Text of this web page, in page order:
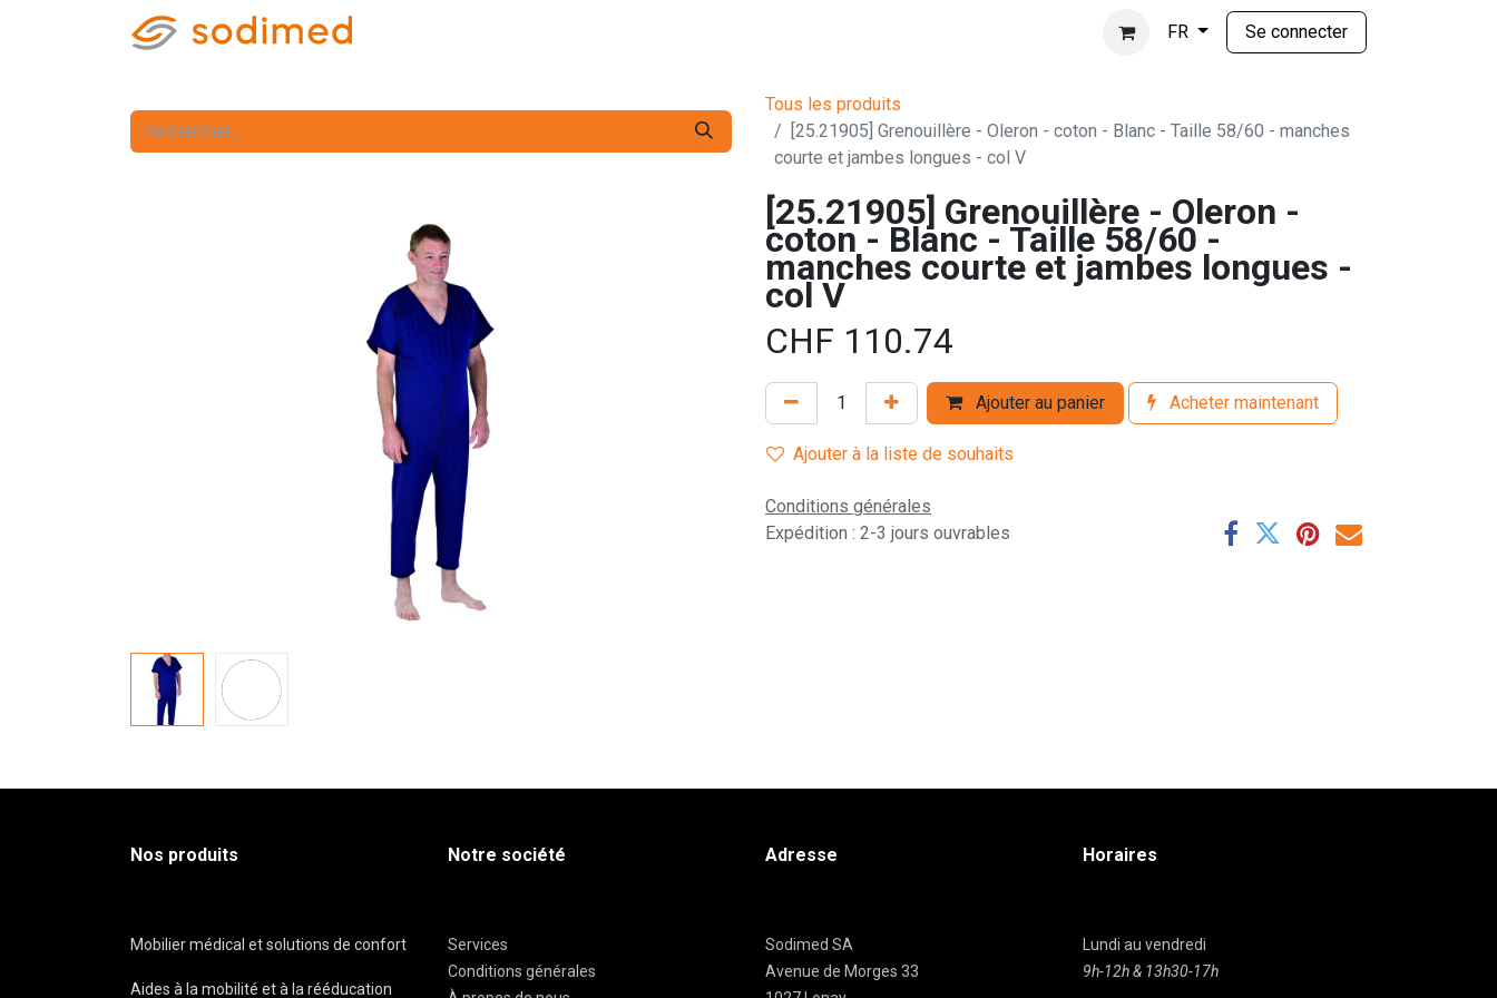
FR Se connecter
Tous les produits
[25.21905] Grenouillère - Oleron - coton - Blanc - Taille 58/60 - manches
courte et jambes longues - col V
[25.21905] Grenouillère - Oleron -
coton - Blanc - Taille 58/60 -
manches courte et jambes longues -
col V
CHF 110.74
Ajouter au panier Acheter maintenant
Ajouter à la liste de souhaits
Conditions générales
Expédition : 2-3 jours ouvrables
Nos produits
Mobilier médical et solutions de confort
Aides à la mobilité et à la rééducation
Notre société
Services
Conditions générales
Adresse
Sodimed SA
Avenue de Morges 33
Horaires
Lundi au vendredi
9h-12h & 13h30-17h